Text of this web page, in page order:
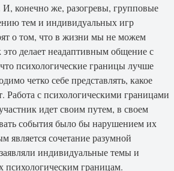
И, конечно же, разогревы, групповые
тем и индивидуальных игр
о том, что в жизни мы не можем
делает неадаптивным общение с
психологические границы лучше
четко себе представлять, какое
Работа с психологическими границами
идет своим путем, в своем
события было бы нарушением их
является сочетание разумной
индивидуальные темы и
психологическим границам.